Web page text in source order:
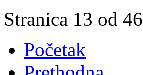
Stranica 13 od 46
Početak